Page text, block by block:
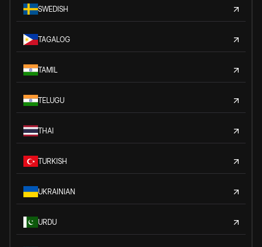
SWEDISH
TAGALOG
TAMIL
TELUGU
THAI
TURKISH
UKRAINIAN
URDU